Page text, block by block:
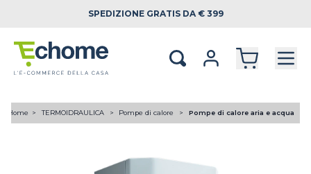
SPEDIZIONE GRATIS DA € 399
Home TERMOIDRAULICA Pompe di calore Pompe di calore aria e acqua